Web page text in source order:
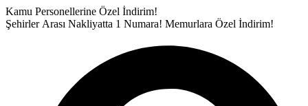
İçeriğe
atla
Kamu Personellerine Özel İndirim!
Şehirler Arası Nakliyatta 1 Numara! Memurlara Özel İndirim!